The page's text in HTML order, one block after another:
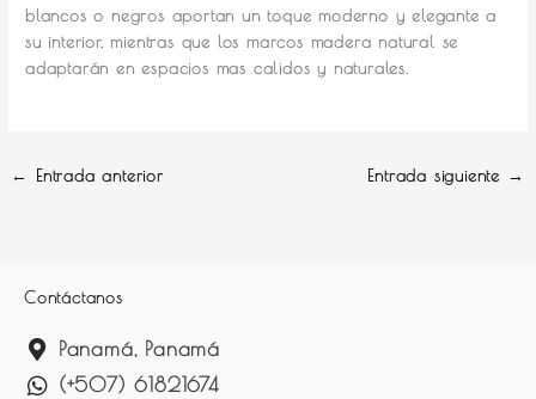
blancos o negros aportan un toque moderno y elegante a
su interior, mientras que los marcos madera natural se
adaptarán en espacios mas calidos y naturales.
← Entrada anterior Entrada siguiente →
Contáctanos
Panamá, Panamá
(+507) 61821674